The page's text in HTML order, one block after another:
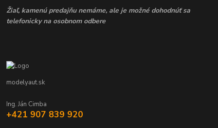
Žiaľ, kamenú predajňu nemáme, ale je možné dohodnúť sa
telefonicky na osobnom odbere
modelyaut.sk
Ing. Ján Cimba
+421 907 839 920